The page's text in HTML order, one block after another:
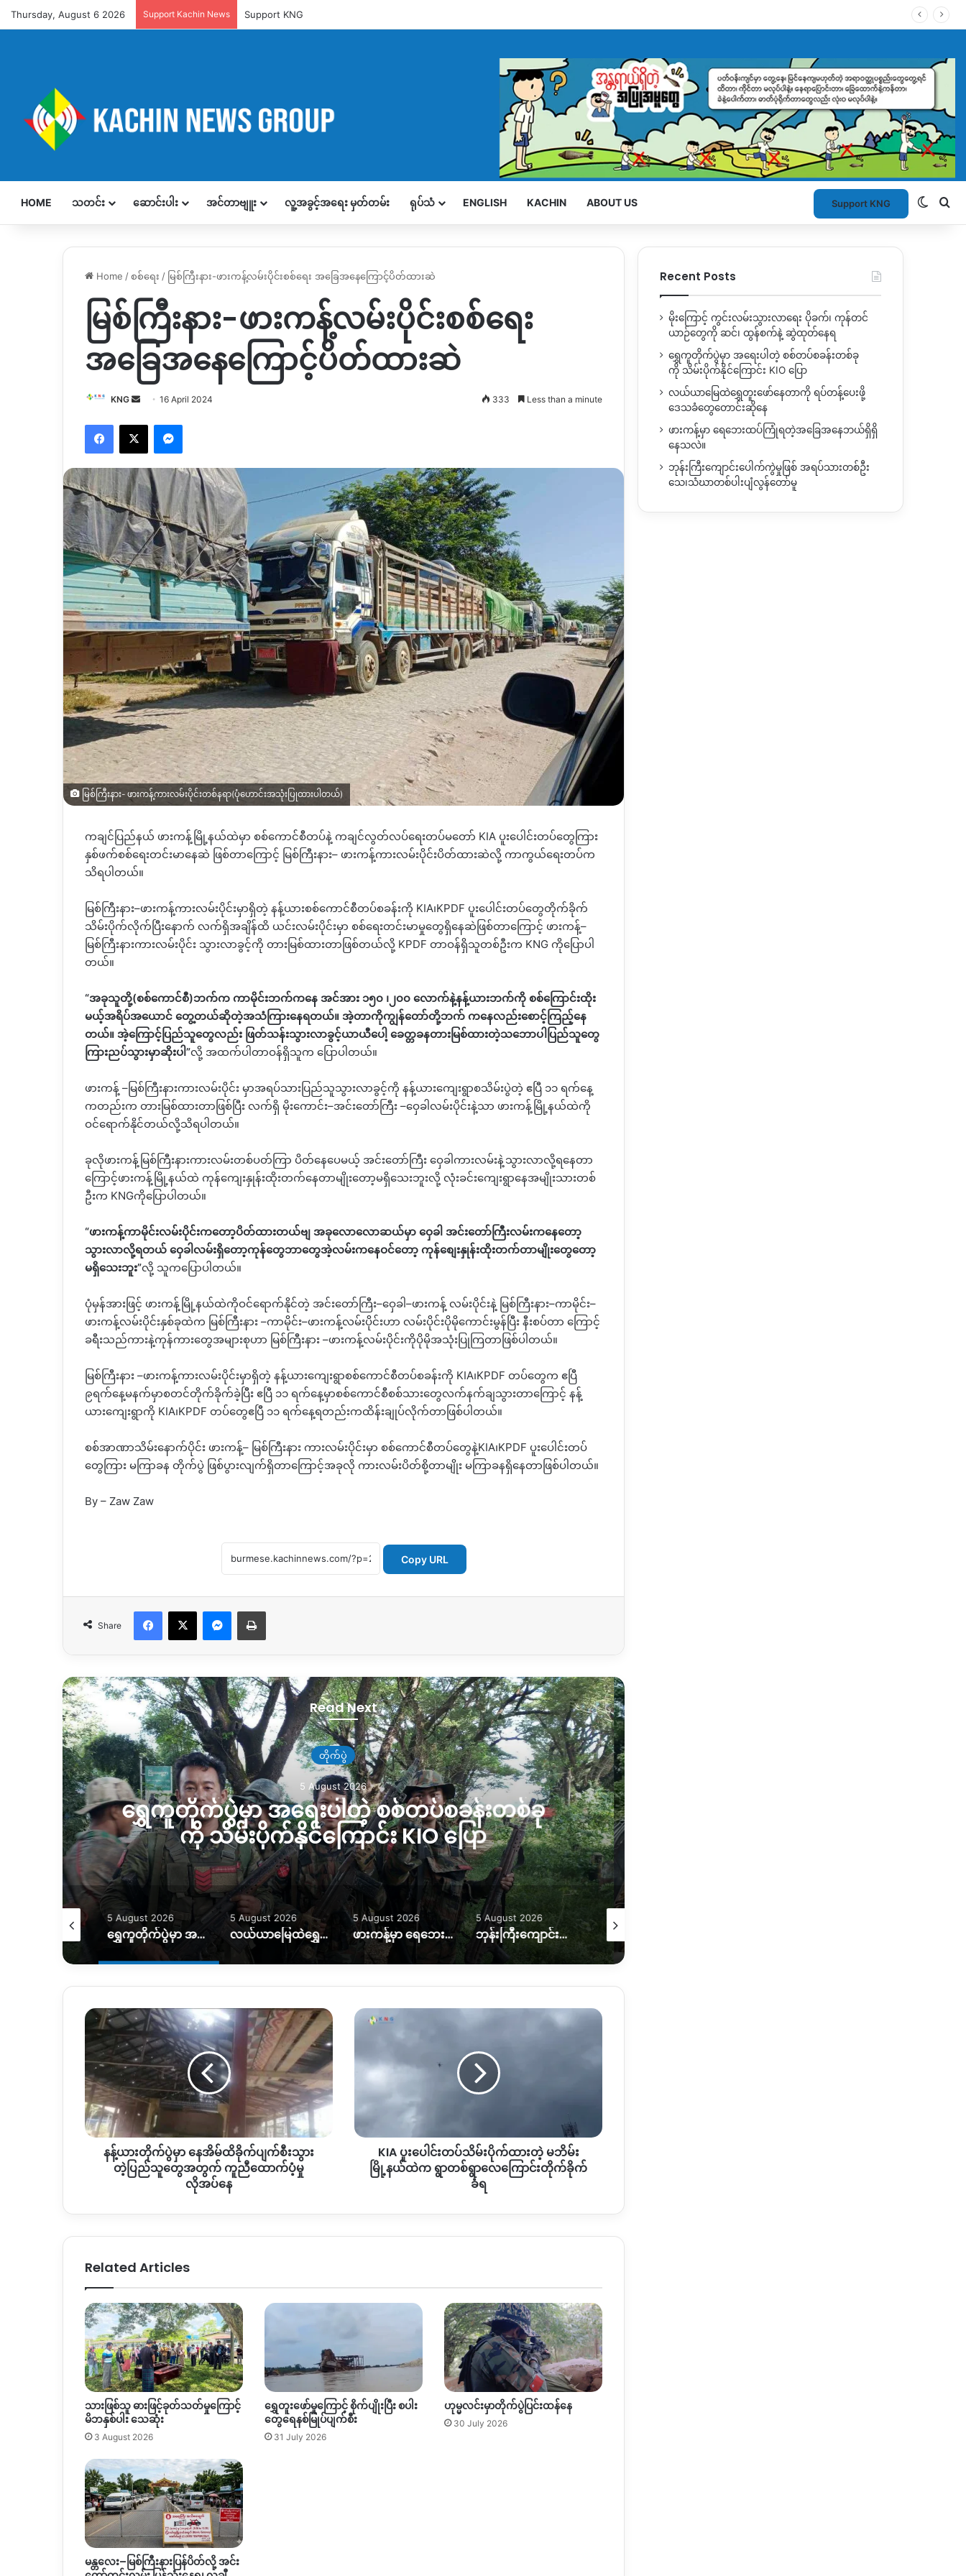
Thursday, August 6 2026 Support Kachin News Support KNG
HOME သတင်း ဆောင်းပါး အင်တာဗျူး လူ့အခွင့်အရေး မှတ်တမ်း ရုပ်သံ ENGLISH KACHIN ABOUT US Support KNG
Home /စစ်ရေး / မြစ်ကြီးနား-ဖားကန့်လမ်းပိုင်းစစ်ရေး အခြေအနေကြောင့်ပိတ်ထားဆဲ
မြစ်ကြီးနား-ဖားကန့်လမ်းပိုင်းစစ်ရေး
အခြေအနေကြောင့်ပိတ်ထားဆဲ
KNG
Send16 April 2024 333 Less than a minute
Facebook
X Messenger
မြစ်ကြီးနား- ဖားကန့်ကားလမ်းပိုင်းတစ်နရာ(ပုံဟောင်းအသုံးပြုထားပါတယ်)
ကချင်ပြည်နယ် ဖားကန့်မြို့နယ်ထဲမှာ စစ်ကောင်စီတပ်နဲ့ ကချင်လွတ်လပ်ရေးတပ်မတော် KIA ပူးပေါင်းတပ်တွေကြား
နှစ်ဖက်စစ်ရေးတင်းမာနေဆဲ ဖြစ်တာကြောင့် မြစ်ကြီးနား– ဖားကန့်ကားလမ်းပိုင်းပိတ်ထားဆဲလို့ ကာကွယ်ရေးတပ်က
သိရပါတယ်။
မြစ်ကြီးနား–ဖားကန့်ကားလမ်းပိုင်းမှာရှိတဲ့ နန့်ယားစစ်ကောင်စီတပ်စခန်းကို KIA၊KPDF ပူးပေါင်းတပ်တွေတိုက်ခိုက်
သိမ်းပိုက်လိုက်ပြီးနောက် လက်ရှိအချိန်ထိ ယင်းလမ်းပိုင်းမှာ စစ်ရေးတင်းမာမှုတွေရှိနေဆဲဖြစ်တာကြောင့် ဖားကန့်–
မြစ်ကြီးနားကားလမ်းပိုင်း သွားလာခွင့်ကို တားမြစ်ထားတာဖြစ်တယ်လို့ KPDF တာဝန်ရှိသူတစ်ဦးက KNG ကိုပြောပါ
တယ်။
“အခုသူတို့(စစ်ကောင်စီ)ဘက်က ကာမိုင်းဘက်ကနေ အင်အား ၁၅၀ ၊၂၀၀ လောက်နဲ့နန့်ယားဘက်ကို စစ်ကြောင်းထိုး
မယ့်အရိပ်အယောင် တွေ့တယ်ဆိုတဲ့အသံကြားနေရတယ်။ အဲ့တာကိုကျွန်တော်တို့ဘက် ကနေလည်းစောင့်ကြည့်နေ
တယ်။ အဲ့ကြောင့်ပြည်သူတွေလည်း ဖြတ်သန်းသွားလာခွင့်ယာယီပေါ့ ခေတ္တခနတားမြစ်ထားတဲ့သဘောပါပြည်သူတွေ
ကြားညပ်သွားမှာဆိုးပါ ”လို့ အထက်ပါတာဝန်ရှိသူက ပြောပါတယ်။
ဖားကန့် –မြစ်ကြီးနားကားလမ်းပိုင်း မှာအရပ်သားပြည်သူသွားလာခွင့်ကို နန့်ယားကျေးရွာစသိမ်းပွဲတဲ့ ဧပြီ ၁၁ ရက်နေ့
ကတည်းက တားမြစ်ထားတာဖြစ်ပြီး လက်ရှိ မိုးကောင်း–အင်းတော်ကြီး –ဝှေခါလမ်းပိုင်းနဲ့သာ ဖားကန့်မြို့နယ်ထဲကို
ဝင်ရောက်နိုင်တယ်လို့သိရပါတယ်။
ခုလိုဖားကန့်မြစ်ကြီးနားကားလမ်းတစ်ပတ်ကြာ ပိတ်နေပေမယ့် အင်းတော်ကြီး ဝှေခါကားလမ်းနဲ့သွားလာလို့ရနေတာ
ကြောင့်ဖားကန့်မြို့နယ်ထဲ ကုန်ကျေးနှုန်းထိုးတက်နေတာမျိုးတော့မရှိသေးဘူးလို့ လုံးခင်းကျေးရွာနေအမျိုးသားတစ်
ဦးက KNGကိုပြောပါတယ်။
“ဖားကန့်ကာမိုင်းလမ်းပိုင်းကတော့ပိတ်ထားတယ်ဗျ အခုလောလောဆယ်မှာ ဝှေခါ အင်းတော်ကြီးလမ်းကနေတော့
သွားလာလို့ရတယ် ဝှေခါလမ်းရှိတော့ကုန်တွေဘာတွေအဲ့လမ်းကနေဝင်တော့ ကုန်စျေးနှုန်းထိုးတက်တာမျိုးတွေတော့
မရှိသေးဘူး”လို့ သူကပြောပါတယ်။
ပုံမှန်အားဖြင့် ဖားကန့်မြို့နယ်ထဲကိုဝင်ရောက်နိုင်တဲ့ အင်းတော်ကြီး–ဝှေခါ –ဖားကန့် လမ်းပိုင်းနဲ့ မြစ်ကြီးနား–ကာမိုင်း–
ဖားကန့်လမ်းပိုင်းနှစ်ခုထဲက မြစ်ကြီးနား –ကာမိုင်း–ဖားကန့်လမ်းပိုင်းဟာ လမ်းပိုင်းပိုမိုကောင်းမွန်ပြီး နီးစပ်တာ ကြောင့်
ခရီးသည်ကားနဲ့ကုန်ကားတွေအများစုဟာ မြစ်ကြီးနား –ဖားကန့်လမ်းပိုင်းကိုပိုမိုအသုံးပြုကြတာဖြစ်ပါတယ်။
မြစ်ကြီးနား –ဖားကန့်ကားလမ်းပိုင်းမှာရှိတဲ့ နန့်ယားကျေးရွာစစ်ကောင်စီတပ်စခန်းကို KIA၊KPDF တပ်တွေက ဧပြီ
၉ရက်နေ့မနက်မှာစတင်တိုက်ခိုက်ခဲ့ပြီး ဧပြီ ၁၁ ရက်နေ့မှာစစ်ကောင်စီစစ်သားတွေလက်နက်ချသွားတာကြောင့် နန့်
ယားကျေးရွာကို KIA၊KPDF တပ်တွေဧပြီ ၁၁ ရက်နေ့ရတည်းကထိန်းချုပ်လိုက်တာဖြစ်ပါတယ်။
စစ်အာဏာသိမ်းနောက်ပိုင်း ဖားကန့်– မြစ်ကြီးနား ကားလမ်းပိုင်းမှာ စစ်ကောင်စီတပ်တွေနဲ့KIA၊KPDF ပူးပေါင်းတပ်
တွေကြား မကြာခန တိုက်ပွဲ ဖြစ်ပွားလျက်ရှိတာကြောင့်အခုလို ကားလမ်းပိတ်စို့တာမျိုး မကြာခနရှိနေတာဖြစ်ပါတယ်။
By – Zaw Zaw
Copy URL
Share
Facebook
X Messenger
Print
Read Next
မြေယာနှင့် သဘာဝပတ်ဝန်းကျင်
5 August 2026
လယ်ယာမြေထဲရွှေတူးဖော်နေတာကို ရပ်တန့်ပေးဖို့
ဒေသခံတွေတောင်းဆိုနေ
5 August 2026
လယ်ယာမြေထဲရွှေတူးဖော်နေတာကို ရပ်တန့်ပေးဖို့ဒေသခံတွေတောင်းဆိုနေ
5 August 2026
ဖားကန့်မှာ ရေဘေးထပ်ကြုံရတဲ့အခြေအနေဘယ်ရှိရှိနေသလဲ။
5 August 2026
ဘုန်းကြီးကျောင်းပေါက်ကွဲမှုဖြစ် အရပ်သားတစ်ဦးသေ၊သံဃာတစ်ပါးပျံလွန်တော်မူ
5 August 2026
မြစ်ကြီးနားမှာ ကျောင်းသားအချင်းချင်း ဓားထိုးမှုဖြစ်
နန့်
ယား
တိုက်ပွဲ
မှာ နေအိမ်
ထိခိုက်
ပျက်စီး
သွား
တဲ့
ပြည်
အတွက် ကူညီ
မှု
နန့်ယားတိုက်ပွဲမှာ နေအိမ်ထိခိုက်ပျက်စီးသွား
တဲ့ပြည်သူတွေအတွက် ကူညီထောက်ပံ့မှု
လိုအပ်နေ
KIA
သိမ်းပိုက်
မ်း
မြို့နယ်
ထဲက
ရွာ
KIA ပူးပေါင်းတပ်သိမ်းပိုက်ထားတဲ့ မဘိမ်း
မြို့နယ်ထဲက ရွာတစ်ရွာလေကြောင်းတိုက်ခိုက်
ခံရ
Related Articles
သားဖြစ်သူ ဓားဖြင့်ခုတ်သတ်မှုကြောင့်
မိဘနှစ်ပါး သေဆုံး
3 August 2026
ရွှေတူးဖော်မှုကြောင့် စိုက်ပျိုးပြီး စပါး
တွေရေနစ်မြုပ်ပျက်စီး
31 July 2026
ဟုမ္မလင်းမှာတိုက်ပွဲပြင်းထန်နေ
30 July 2026
မန္တလေး–မြစ်ကြီးနားပြန်ပိတ်လို့ အင်း
Recent Posts
မိုးကြောင့် ကွင်းလမ်းသွားလာရေး ပိုခက်၊ ကုန်တင်
ယာဉ်တွေကို ဆင်၊ ထွန်စက်နဲ့ ဆွဲထုတ်နေရ
ရွှေကူတိုက်ပွဲမှာ အရေးပါတဲ့ စစ်တပ်စခန်းတစ်ခု
ကို သိမ်းပိုက်နိုင်ကြောင်း KIO ပြော
လယ်ယာမြေထဲရွှေတူးဖော်နေတာကို ရပ်တန့်ပေးဖို့
ဒေသခံတွေတောင်းဆိုနေ
ဖားကန့်မှာ ရေဘေးထပ်ကြုံရတဲ့အခြေအနေဘယ်ရှိရှိ
နေသလဲ။
ဘုန်းကြီးကျောင်းပေါက်ကွဲမှုဖြစ် အရပ်သားတစ်ဦး
သေ၊သံဃာတစ်ပါးပျံလွန်တော်မူ